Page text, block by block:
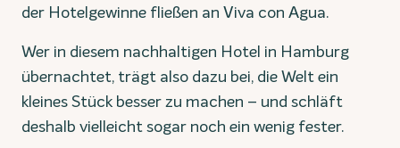
der Hotelgewinne fließen an Viva con Agua.
Wer in diesem nachhaltigen Hotel in Hamburg
übernachtet, trägt also dazu bei, die Welt ein
kleines Stück besser zu machen – und schläft
deshalb vielleicht sogar noch ein wenig fester.